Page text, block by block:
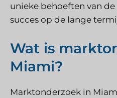
unieke behoeften van
succes op de lange
Wat is
Miami?
Marktonderzoek in